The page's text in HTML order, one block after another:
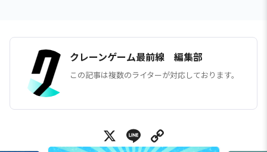
クレーンゲーム最前線 編集部
この記事は複数のライターが対応しております。
X Line